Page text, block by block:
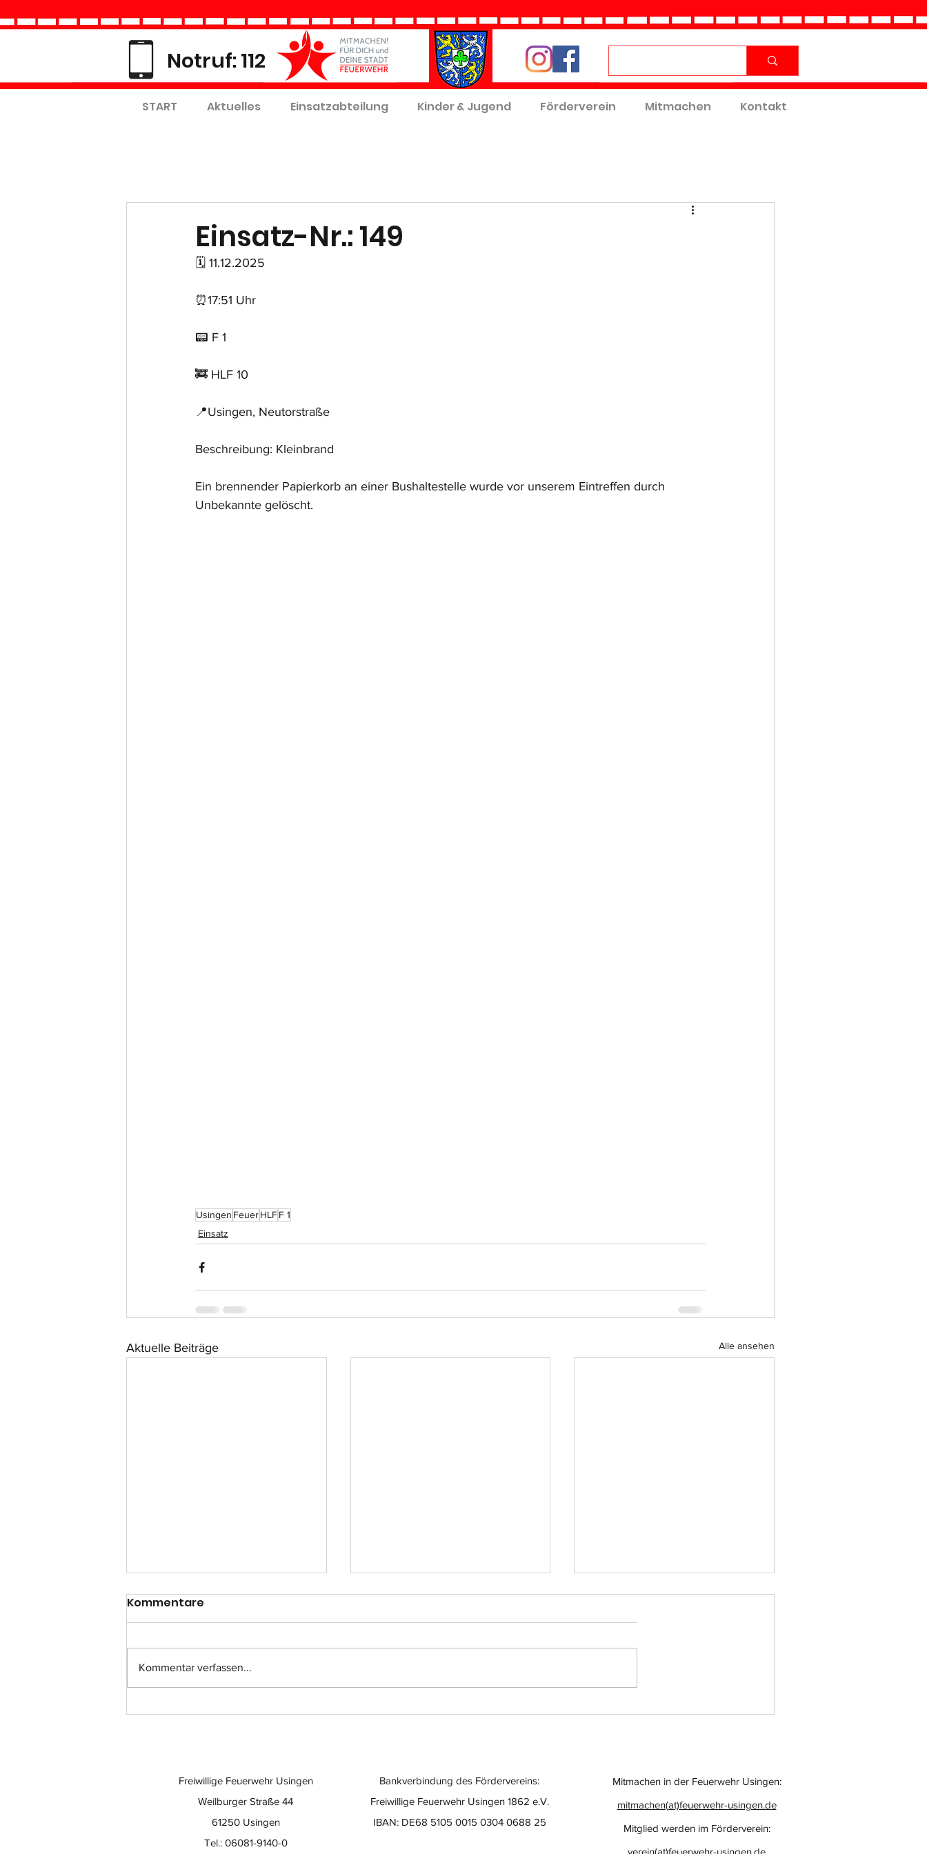
Notruf: 112
START Aktuelles Einsatzabteilung Kinder & Jugend Förderverein Mitmachen Kontakt
Einsatz-Nr.: 149
🗓 11.12.2025
⏰17:51 Uhr
📟 F 1
🚒 HLF 10
📍Usingen, Neutorstraße
Beschreibung: Kleinbrand
Ein brennender Papierkorb an einer Bushaltestelle wurde vor unserem Eintreffen durch
Unbekannte gelöscht.
Usingen FeuerHLFF 1
Einsatz
Aktuelle Beiträge Alle ansehen
Einsatz-Nr.: 057
Kommentare
Kommentar verfassen...
Bankverbindung des Fördervereins:
Freiwillige Feuerwehr Usingen 1862 e.V.
IBAN: DE68 5105 0015 0304 0688 25
Freiwillige Feuerwehr Usingen
Weilburger Straße 44
61250 Usingen
Tel.: 06081-9140-0
Mitmachen in der Feuerwehr Usingen:
mitmachen(at)feuerwehr-usingen.de
Mitglied werden im Förderverein: